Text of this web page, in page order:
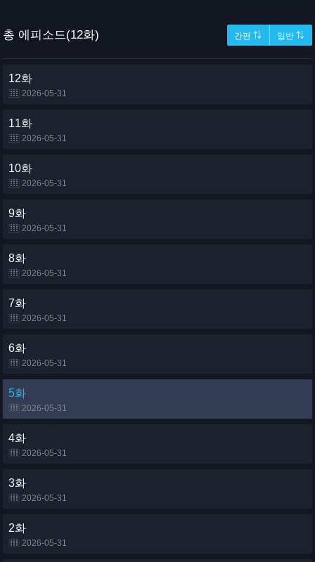
총 에피소드(12화) 간편 ⇅ 일반 ⇅
12화
2026-05-31
11화
2026-05-31
10화
2026-05-31
9화
2026-05-31
8화
2026-05-31
7화
2026-05-31
6화
2026-05-31
5화
2026-05-31
4화
2026-05-31
3화
2026-05-31
2화
2026-05-31